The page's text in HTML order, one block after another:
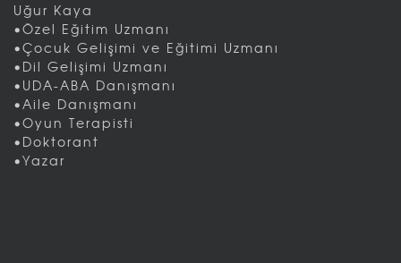
Uğur Kaya
•Özel Eğitim Uzmanı
•Çocuk Gelişimi ve Eğitimi Uzmanı
•Dil Gelişimi Uzmanı
•UDA-ABA Danışmanı
•Aile Danışmanı
•Oyun Terapisti
•Doktorant
•Yazar